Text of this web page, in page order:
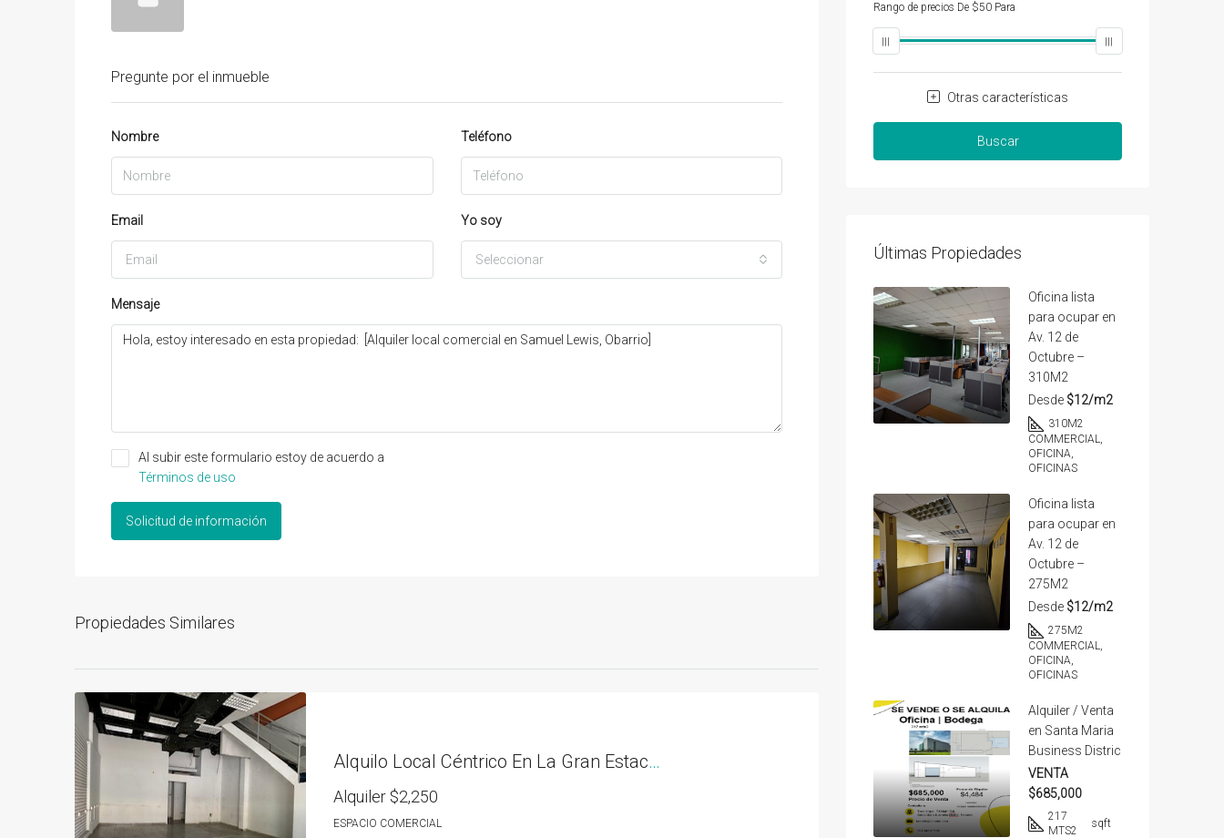
Pregunte por el inmueble
Nombre Teléfono
Email Yo soy
Seleccionar
Mensaje
Al subir este formulario estoy de acuerdo a
Términos de uso
Solicitud de información
Propiedades Similares
Alquilo Local Céntrico En La Gran Estación
Alquiler $2,250
ESPACIO COMERCIAL
Rango de precios De $50 Para
Otras características
Buscar
Últimas Propiedades
Oficina lista
para ocupar en
Av. 12 de
Octubre –
310M2
Desde $12/m2
310M2
COMMERCIAL,
OFICINA,
OFICINAS
Oficina lista
para ocupar en
Av. 12 de
Octubre –
275M2
Desde $12/m2
275M2
COMMERCIAL,
OFICINA,
OFICINAS
Alquiler / Venta
en Santa Maria
Business Distric
VENTA
$685,000
217
MTS2
sqft